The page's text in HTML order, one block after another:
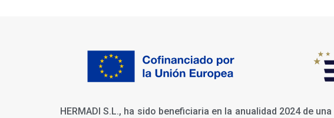
HERMADI S.L., ha sido beneficiaria en la anualidad 2024 de